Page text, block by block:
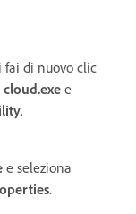
fai di nuovo clic
e
.
e seleziona
.